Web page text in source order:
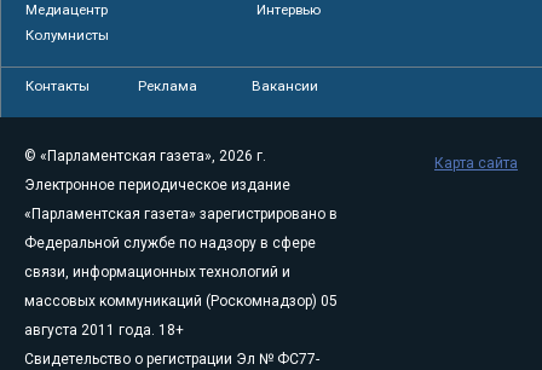
Медиацентр
Интервью
Колумнисты
Контакты Реклама Вакансии
© «Парламентская газета», 2026 г.
Электронное периодическое издание
«Парламентская газета» зарегистрировано в
Федеральной службе по надзору в сфере
связи, информационных технологий и
массовых коммуникаций (Роскомнадзор) 05
августа 2011 года. 18+
Свидетельство о регистрации Эл № ФС77-
Карта сайта